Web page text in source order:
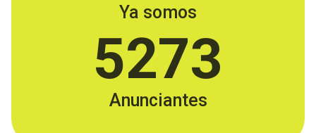
Ya somos
5273
Anunciantes